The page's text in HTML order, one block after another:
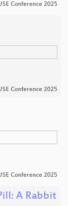
Conference 2025
Conference 2025
Conference 2025
A Rabbit